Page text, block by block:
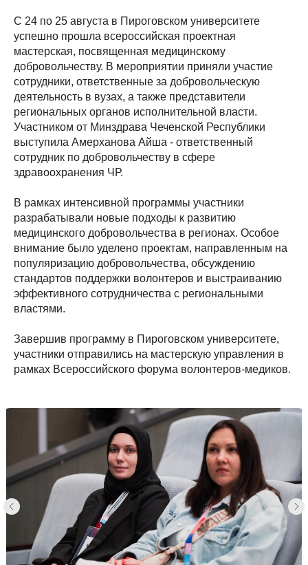
С 24 по 25 августа в Пироговском университете
успешно прошла всероссийская проектная
мастерская, посвященная медицинскому
добровольчеству. В мероприятии приняли участие
сотрудники, ответственные за добровольческую
деятельность в вузах, а также представители
региональных органов исполнительной власти.
Участником от Минздрава Чеченской Республики
выступила Амерханова Айша - ответственный
сотрудник по добровольчеству в сфере
здравоохранения ЧР.
В рамках интенсивной программы участники
разрабатывали новые подходы к развитию
медицинского добровольчества в регионах. Особое
внимание было уделено проектам, направленным на
популяризацию добровольчества, обсуждению
стандартов поддержки волонтеров и выстраиванию
эффективного сотрудничества с региональными
властями.
Завершив программу в Пироговском университете,
участники отправились на мастерскую управления в
рамках Всероссийского форума волонтеров-медиков.